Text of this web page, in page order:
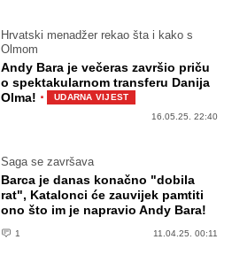
Hrvatski menadžer rekao šta i kako s
Olmom
Andy Bara je večeras završio priču
o spektakularnom transferu Danija
Olma! ·
UDARNA VIJEST
16.05.25. 22:40
Saga se završava
Barca je danas konačno "dobila
rat", Katalonci će zauvijek pamtiti
ono što im je napravio Andy Bara!
1 11.04.25. 00:11